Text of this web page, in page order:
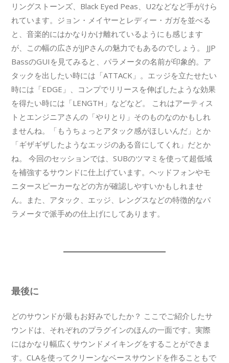
リングストーンズ、Black Eyed Peas、U2などなど手がけら
れています。ジョン・メイヤーとレディー・ガガを並べる
と、音楽的にはかなりかけ離れているようにも感じます
が、この幅の広さがJJPさんの魅力でもあるのでしょう。 JJP
BassのGUIを見てみると、パラメータの名前が印象的。ア
タックを出したい時には「ATTACK」。エッジを立たせたい
時には「EDGE」、コンプでリリースを伸ばしたような効果
を得たい時には「LENGTH」などなど。 これはアーティス
トとエンジニアさんの「やりとり」そのものなのかもしれ
ませんね。「もうちょっとアタック感がほしいんだ」とか
「ギザギザしたようなエッジのある音にしてくれ」だとか
ね。 今回のセッションでは、SUBのツマミを使って超低域
を補強するサウンドに仕上げています。ヘッドフォンやモ
ニタースピーカーなどの方が確認しやすいかもしれませ
ん。また、アタック、エッジ、レングスなどの特徴的なパ
ラメータで派手めの仕上げにしてあります。
最後に
どのサウンドが最もお好みでしたか？ ここでご紹介したサ
ウンドは、それぞれのプラグインのほんの一面です。実際
にはかなり幅広くサウンドメイキングをすることができま
す。CLAを使ってクリーンなベースサウンドを作ることもで